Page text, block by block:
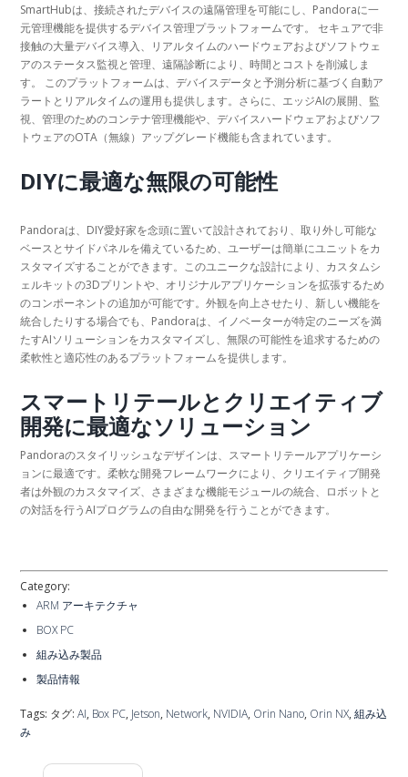
SmartHubは、接続されたデバイスの遠隔管理を可能にし、Pandoraに一
元管理機能を提供するデバイス管理プラットフォームです。 セキュアで非
接触の大量デバイス導入、リアルタイムのハードウェアおよびソフトウェ
アのステータス監視と管理、遠隔診断により、時間とコストを削減しま
す。 このプラットフォームは、デバイスデータと予測分析に基づく自動ア
ラートとリアルタイムの運用も提供します。さらに、エッジAIの展開、監
視、管理のためのコンテナ管理機能や、デバイスハードウェアおよびソフ
トウェアのOTA（無線）アップグレード機能も含まれています。
DIYに最適な無限の可能性
Pandoraは、DIY愛好家を念頭に置いて設計されており、取り外し可能な
ベースとサイドパネルを備えているため、ユーザーは簡単にユニットをカ
スタマイズすることができます。このユニークな設計により、カスタムシ
ェルキットの3Dプリントや、オリジナルアプリケーションを拡張するため
のコンポーネントの追加が可能です。外観を向上させたり、新しい機能を
統合したりする場合でも、Pandoraは、イノベーターが特定のニーズを満
たすAIソリューションをカスタマイズし、無限の可能性を追求するための
柔軟性と適応性のあるプラットフォームを提供します。
スマートリテールとクリエイティブ
開発に最適なソリューション
Pandoraのスタイリッシュなデザインは、スマートリテールアプリケーシ
ョンに最適です。柔軟な開発フレームワークにより、クリエイティブ開発
者は外観のカスタマイズ、さまざまな機能モジュールの統合、ロボットと
の対話を行うAIプログラムの自由な開発を行うことができます。
Category:
ARM アーキテクチャ
BOX PC
組み込み製品
製品情報
Tags: タグ:AI, Box PC, Jetson, Network, NVIDIA, Orin Nano, Orin NX,組み込
み